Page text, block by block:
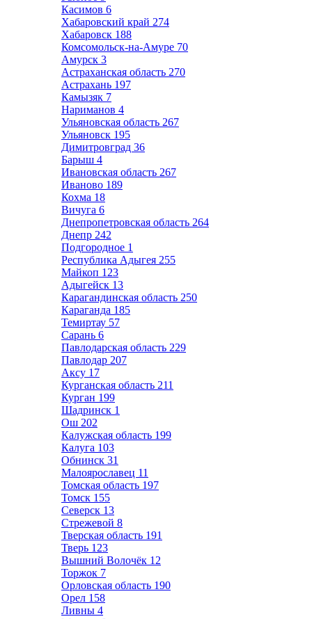
Касимов 6
Хабаровский край 274
Хабаровск 188
Комсомольск-на-Амуре 70
Амурск 3
Астраханская область 270
Астрахань 197
Камызяк 7
Нариманов 4
Ульяновская область 267
Ульяновск 195
Димитровград 36
Барыш 4
Ивановская область 267
Иваново 189
Кохма 18
Вичуга 6
Днепропетровская область 264
Днепр 242
Подгородное 1
Республика Адыгея 255
Майкоп 123
Адыгейск 13
Карагандинская область 250
Караганда 185
Темиртау 57
Сарань 6
Павлодарская область 229
Павлодар 207
Аксу 17
Курганская область 211
Курган 199
Шадринск 1
Ош 202
Калужская область 199
Калуга 103
Обнинск 31
Малоярославец 11
Томская область 197
Томск 155
Северск 13
Стрежевой 8
Тверская область 191
Тверь 123
Вышний Волочёк 12
Торжок 7
Орловская область 190
Орел 158
Ливны 4